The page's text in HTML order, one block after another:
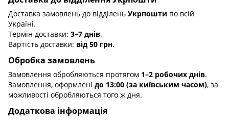
Доставка замовлень до відділень Укрпошти по всій
Україні.
Термін доставки: 3–7 днів.
Вартість доставки: від 50 грн.
Обробка замовлень
Замовлення обробляються протягом 1–2 робочих днів.
Замовлення, оформлені до 13:00 (за київським часом), за
можливості обробляються того ж дня.
Додаткова інформація